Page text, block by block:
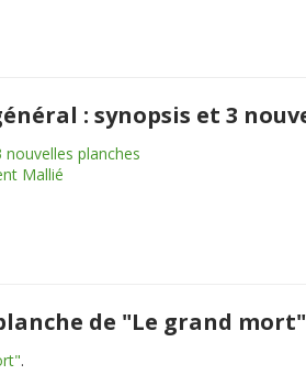
: synopsis et 3
nouvelles planches
Mallié
de "Le grand
.